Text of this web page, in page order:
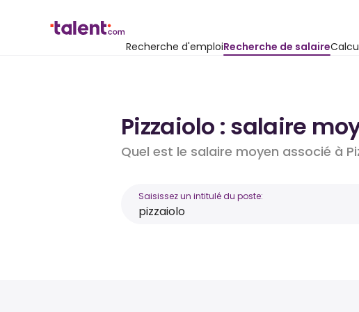
Recherche d'emploiRecherche de salaire
Pizzaiolo : salaire
Quel est le salaire moyen associé à
Saisissez un intitulé du poste: